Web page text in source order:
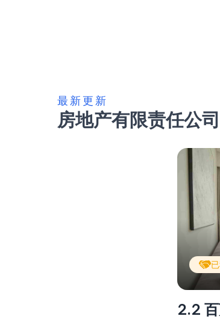
最新更新
房地产有限责任公司
2.2